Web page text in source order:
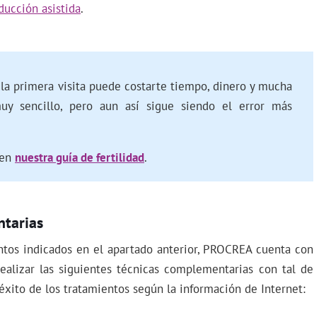
asistida.
primera visita puede costarte tiempo, dinero y mucha
sencillo, pero aun así sigue siendo el error más
nuestra guía de fertilidad.
indicados en el apartado anterior, PROCREA cuenta con
las siguientes técnicas complementarias con tal de
de los tratamientos según la información de Internet: